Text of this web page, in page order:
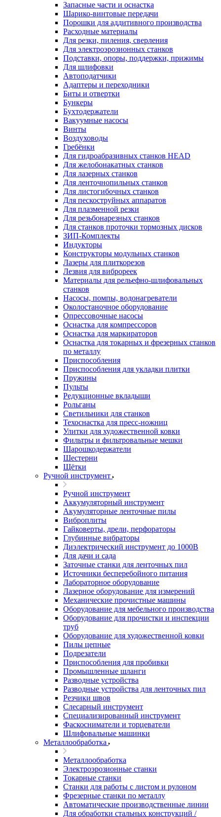
Запасные части и оснастка
Шарико-винтовые передачи
Порошки для аддитивного производства
Расходные материалы
Для резки, пиления, сверления
Для электроэрозионных станков
Подставки, опоры, поддержки, прижимы
Для шлифовки
Автоподатчики
Адаптеры и переходники
Биты и отвертки
Бункеры
Бухтодержатели
Вакуумные насосы
Винты
Воздуховоды
Гребёнки
Для гидроабразивных станков HEAD
Для желобонакатных станков
Для лазерных станков
Для ленточнопильных станков
Для листогибочных станков
Для пескоструйных аппаратов
Для плазменной резки
Для резьбонарезных станков
Для станков проточки тормозных дисков
ЗИП-Комплекты
Индукторы
Конструкторы модульных станков
Лазеры для плиткорезов
Лезвия для виброреек
Материалы для рельефно-шлифовальных
станков
Насосы, помпы, водонагреватели
Околостаночное оборудование
Опрессовочные насосы
Оснастка для компрессоров
Оснастка для маркираторов
Оснастка для токарных и фрезерных станков
по металлу
Приспособления
Приспособления для укладки плитки
Пружины
Пульты
Редукционные вкладыши
Рольганы
Светильники для станков
Техоснастка для пресс-ножниц
Улитки для художественной ковки
Фильтры и фильтровальные мешки
Шарошкодержатели
Шестерни
Щётки
Ручной инструмент
Ручной инструмент
Аккумуляторный инструмент
Акумуляторные ленточные пилы
Виброплиты
Гайковерты, дрели, перфораторы
Глубинные вибраторы
Диэлектрический инструмент до 1000В
Для дачи и сада
Заточные станки для ленточных пил
Источники бесперебойного питания
Лабораторное оборудование
Лазерное оборудование для измерений
Механические прочистные машины
Оборудование для мебельного производства
Оборудование для прочистки и инспекции
труб
Оборудование для художественной ковки
Пилы цепные
Подрезатели
Приспособления для пробивки
Промышленные шланги
Разводные устройства
Разводные устройства для ленточных пил
Резчики швов
Слесарный инструмент
Специализированный инструмент
Фаскосниматели и торцеватели
Шлифовальные машинки
Металлообработка
Металлообработка
Электроэрозионные станки
Токарные станки
Станки для работы с листом и рулоном
Фрезерные станки по металлу
Автоматические производственные линии
Для обработки стальных конструкций /